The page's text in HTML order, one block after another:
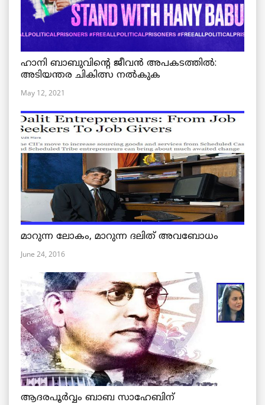
ഹാനി ബാബുവിന്റെ ജീവൻ അപകടത്തിൽ:
അടിയന്തര ചികിത്സ നൽകുക
May 12, 2021
മാറുന്ന ലോകം, മാറുന്ന ദലിത് അവബോധം
June 24, 2016
ആദരപൂര്‍വ്വം ബാബ സാഹേബിന്